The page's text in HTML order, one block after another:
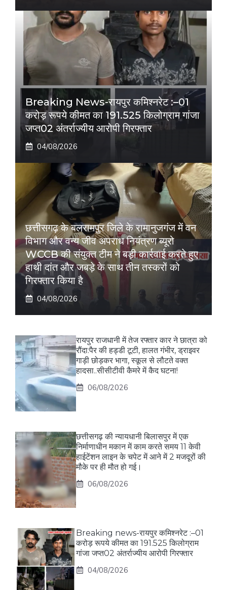
Breaking News-रायपुर कमिश्नरेट :–01
करोड़ रूपये कीमत का 191.525 किलोग्राम गांजा
जप्त02 अंतर्राज्यीय आरोपी गिरफ्तार
04/08/2026
छत्तीसगढ़ के बलरामपुर जिले के रामानुजगंज में वन
विभाग और वन्य जीव अपराध नियंत्रण ब्यूरो
WCCB की संयुक्त टीम ने बड़ी कार्रवाई करते हुए
हाथी दांत और जबड़े के साथ तीन तस्करों को
गिरफ्तार किया है
04/08/2026
रायपुर राजधानी में तेज रफ्तार कार ने छात्रा को
रौंदा:पैर की हड्डी टूटी, हालत गंभीर, ड्राइवर
गाड़ी छोड़कर भागा, स्कूल से लौटते वक्त
हादसा..सीसीटीवी कैमरे में कैद घटना!
06/08/2026
छत्तीसगढ़ की न्यायधानी बिलासपुर में एक
निर्माणाधीन मकान में काम करते समय 11 केवी
हाईटेंशन लाइन के चपेट में आने में 2 मजदूरों की
मौके पर ही मौत हो गई।
06/08/2026
Breaking news-रायपुर कमिश्नरेट :–01
करोड़ रूपये कीमत का 191.525 किलोग्राम
गांजा जप्त02 अंतर्राज्यीय आरोपी गिरफ्तार
04/08/2026